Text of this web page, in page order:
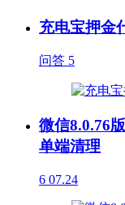
充电宝押金
问答 5
微信8.0.76
单端清理
6 07.24